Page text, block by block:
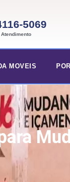
5069
MOVEIS